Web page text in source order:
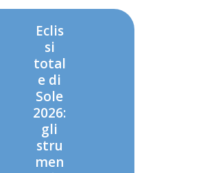
Eclis
si
total
e di
Sole
2026:
gli
stru
men